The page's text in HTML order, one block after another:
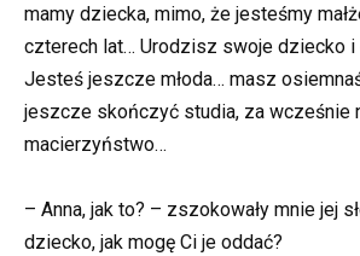
mamy dziecka, mimo, że jesteśmy
czterech lat… Urodzisz swoje dziecko i
Jesteś jeszcze młoda… masz
jeszcze skończyć studia, za wcześnie
macierzyństwo…
– Anna, jak to? – zszokowały mnie jej
dziecko, jak mogę Ci je oddać?